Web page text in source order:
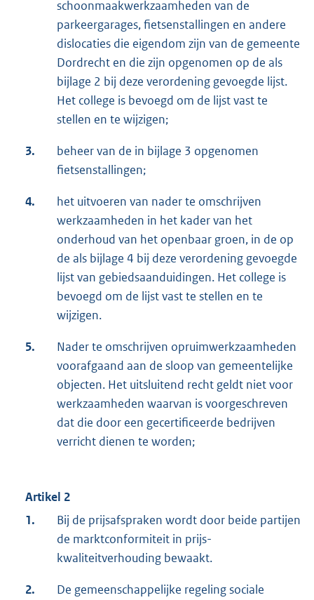
schoonmaakwerkzaamheden van de
parkeergarages, fietsenstallingen en andere
dislocaties die eigendom zijn van de gemeente
Dordrecht en die zijn opgenomen op de als
bijlage 2 bij deze verordening gevoegde lijst.
Het college is bevoegd om de lijst vast te
stellen en te wijzigen;
3.
beheer van de in bijlage 3 opgenomen
fietsenstallingen;
4.
het uitvoeren van nader te omschrijven
werkzaamheden in het kader van het
onderhoud van het openbaar groen, in de op
de als bijlage 4 bij deze verordening gevoegde
lijst van gebiedsaanduidingen. Het college is
bevoegd om de lijst vast te stellen en te
wijzigen.
5.
Nader te omschrijven opruimwerkzaamheden
voorafgaand aan de sloop van gemeentelijke
objecten. Het uitsluitend recht geldt niet voor
werkzaamheden waarvan is voorgeschreven
dat die door een gecertificeerde bedrijven
verricht dienen te worden;
Artikel 2
1.
Bij de prijsafspraken wordt door beide partijen
de marktconformiteit in prijs-
kwaliteitverhouding bewaakt.
2.
De gemeenschappelijke regeling sociale